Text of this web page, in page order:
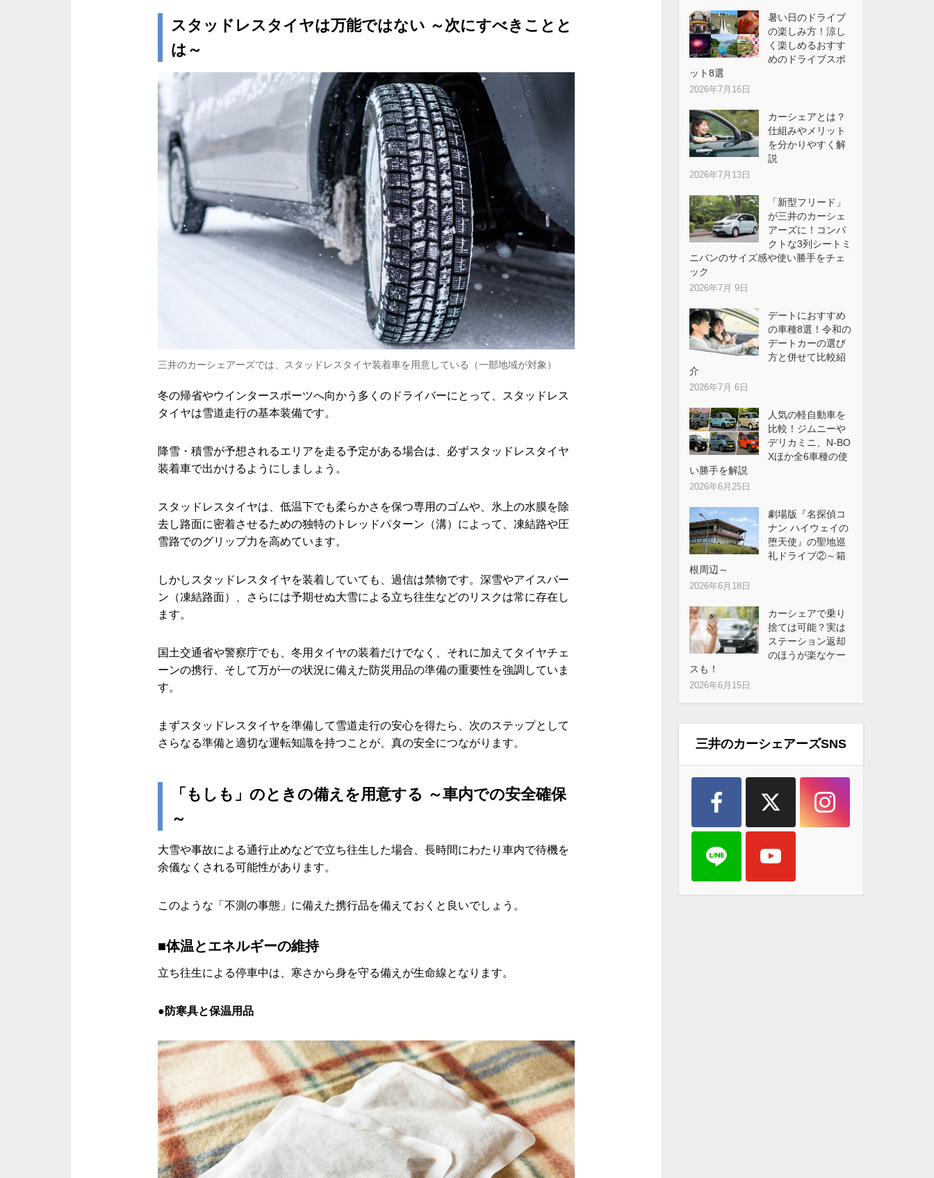
スタッドレスタイヤは万能ではない ～次にすべきことと
は～
三井のカーシェアーズでは、スタッドレスタイヤ装着車を用意している（一部地域が対象）
冬の帰省やウインタースポーツへ向かう多くのドライバーにとって、スタッドレス
タイヤは雪道走行の基本装備です。
降雪・積雪が予想されるエリアを走る予定がある場合は、必ずスタッドレスタイヤ
装着車で出かけるようにしましょう。
スタッドレスタイヤは、低温下でも柔らかさを保つ専用のゴムや、氷上の水膜を除
去し路面に密着させるための独特のトレッドパターン（溝）によって、凍結路や圧
雪路でのグリップ力を高めています。
しかしスタッドレスタイヤを装着していても、過信は禁物です。深雪やアイスバー
ン（凍結路面）、さらには予期せぬ大雪による立ち往生などのリスクは常に存在し
ます。
国土交通省や警察庁でも、冬用タイヤの装着だけでなく、それに加えてタイヤチェ
ーンの携行、そして万が一の状況に備えた防災用品の準備の重要性を強調していま
す。
まずスタッドレスタイヤを準備して雪道走行の安心を得たら、次のステップとして
さらなる準備と適切な運転知識を持つことが、真の安全につながります。
「もしも」のときの備えを用意する ～車内での安全確保
～
大雪や事故による通行止めなどで立ち往生した場合、長時間にわたり車内で待機を
余儀なくされる可能性があります。
このような「不測の事態」に備えた携行品を備えておくと良いでしょう。
■体温とエネルギーの維持
立ち往生による停車中は、寒さから身を守る備えが生命線となります。
●防寒具と保温用品
暑い日のドライブ
の楽しみ方！涼し
く楽しめるおすす
めのドライブスポ
ット8選
2026年7月16日
カーシェアとは？
仕組みやメリット
を分かりやすく解
説
2026年7月13日
「新型フリード」
が三井のカーシェ
アーズに！コンパ
クトな3列シートミ
ニバンのサイズ感や使い勝手をチェ
ック
2026年7月 9日
デートにおすすめ
の車種8選！令和の
デートカーの選び
方と併せて比較紹
介
2026年7月 6日
人気の軽自動車を
比較！ジムニーや
デリカミニ、N-BO
Xほか全6車種の使
い勝手を解説
2026年6月25日
劇場版『名探偵コ
ナン ハイウェイの
堕天使』の聖地巡
礼ドライブ②～箱
根周辺～
2026年6月18日
カーシェアで乗り
捨ては可能？実は
ステーション返却
のほうが楽なケー
スも！
2026年6月15日
三井のカーシェアーズSNS